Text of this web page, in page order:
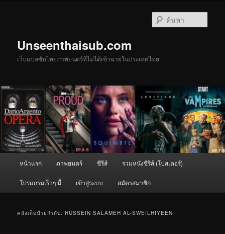
Unseenthaisub.com
เว็บแปลซับไทยภาพยนตร์ที่ไม่ได้เข้าฉายในประเทศไทย
หน้าแรก ภาพยนตร์ ซีรีส์ รวมหนังซีรีส์ (โปสเตอร์)
โปรแกรมเร็วๆ นี้ เข้าสู่ระบบ สมัครสมาชิก
คลังเก็บป้ายกำกับ:HUSSEIN SALAMEH AL-SWEILHIYEEN